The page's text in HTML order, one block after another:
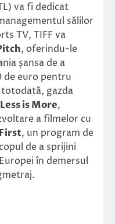
va fi dedicat
sălilor
TV, TIFF va
, oferindu-le
șansa de a
de euro pentru
gazda
is More,
a filmelor cu
, un program de
de a sprijini
în demersul